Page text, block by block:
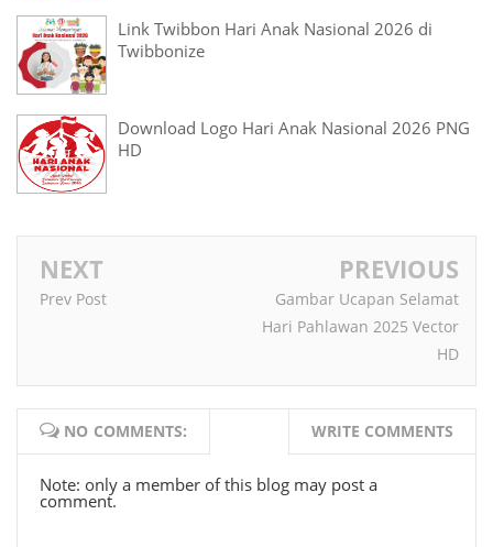
Link Twibbon Hari Anak Nasional 2026 di
Twibbonize
Download Logo Hari Anak Nasional 2026 PNG
HD
NEXT
Prev Post
PREVIOUS
Gambar Ucapan Selamat
Hari Pahlawan 2025 Vector
HD
NO COMMENTS: WRITE COMMENTS
Note: only a member of this blog may post a
comment.